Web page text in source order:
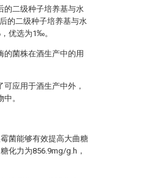
的二级种子培养基与水
的二级种子培养基与水
优选为1‰。
的菌株在酒生产中的用
应用于酒生产中外，
。
菌能够有效提高大曲糖
化力为856.9mg/g.h，